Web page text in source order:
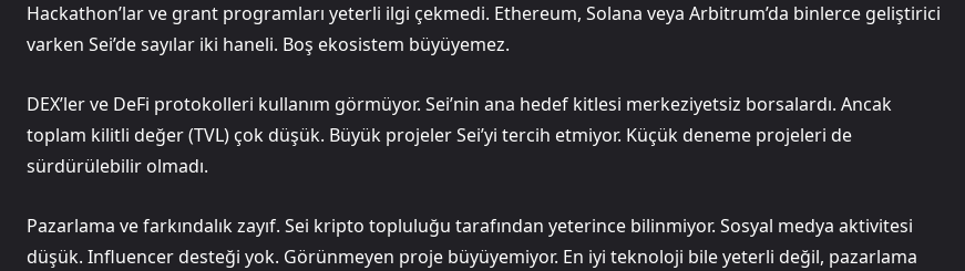
Hackathon’lar ve grant programları yeterli ilgi çekmedi. Ethereum, Solana veya Arbitrum’da binlerce geliştirici
varken Sei’de sayılar iki haneli. Boş ekosistem büyüyemez.
DEX’ler ve DeFi protokolleri kullanım görmüyor. Sei’nin ana hedef kitlesi merkeziyetsiz borsalardı. Ancak
toplam kilitli değer (TVL) çok düşük. Büyük projeler Sei’yi tercih etmiyor. Küçük deneme projeleri de
sürdürülebilir olmadı.
Pazarlama ve farkındalık zayıf. Sei kripto topluluğu tarafından yeterince bilinmiyor. Sosyal medya aktivitesi
düşük. Influencer desteği yok. Görünmeyen proje büyüyemiyor. En iyi teknoloji bile yeterli değil, pazarlama